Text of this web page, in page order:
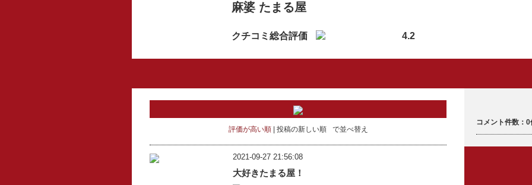
麻婆 たまる屋
クチコミ総合評価 4.2
評価が高い順 投稿の新しい順 で並べ替え
2021-09-27 21:56:08
大好きたまる屋！
コメント件数：0